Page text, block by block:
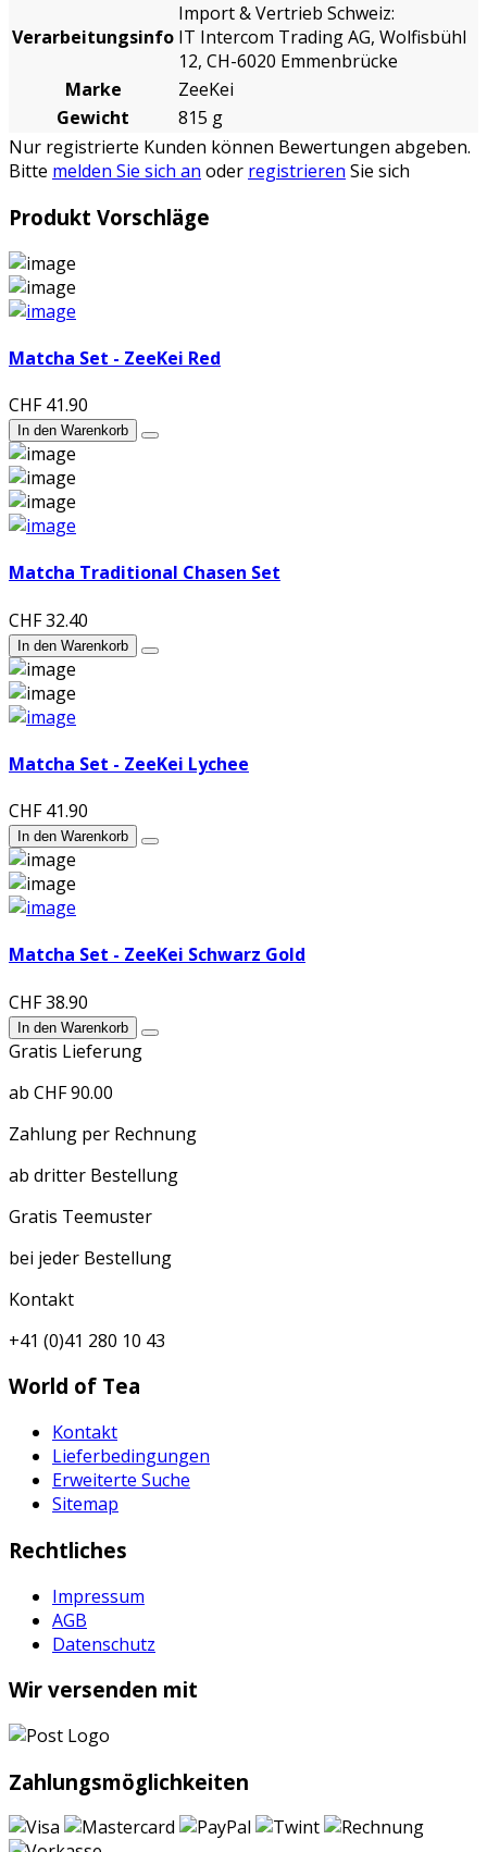
Verarbeitungsinfo
Import & Vertrieb Schweiz:
IT Intercom Trading AG, Wolfisbühl
12, CH-6020 Emmenbrücke
Marke
ZeeKei
Gewicht
815 g
Nur registrierte Kunden können Bewertungen abgeben.
Bitte melden Sie sich an oder registrieren Sie sich
Produkt Vorschläge
Matcha Set - ZeeKei Red
CHF 41.90
In den Warenkorb
Matcha Traditional Chasen Set
CHF 32.40
In den Warenkorb
Matcha Set - ZeeKei Lychee
CHF 41.90
In den Warenkorb
Matcha Set - ZeeKei Schwarz Gold
CHF 38.90
In den Warenkorb
Gratis Lieferung
ab CHF 90.00
Zahlung per Rechnung
ab dritter Bestellung
Gratis Teemuster
bei jeder Bestellung
Kontakt
+41 (0)41 280 10 43
World of Tea
Kontakt
Lieferbedingungen
Erweiterte Suche
Sitemap
Rechtliches
Impressum
AGB
Datenschutz
Wir versenden mit
Zahlungsmöglichkeiten